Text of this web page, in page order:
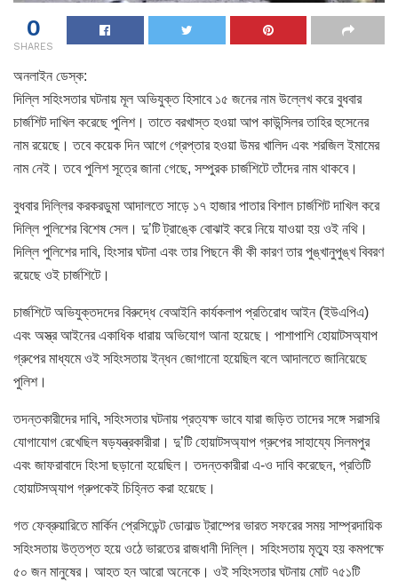
0
SHARES
অনলাইন ডেস্ক:
দিল্লি সহিংসতার ঘটনায় মূল অভিযুক্ত হিসাবে ১৫ জনের নাম উল্লেখ করে বুধবার
চার্জশিট দাখিল করেছে পুলিশ। তাতে বরখাস্ত হওয়া আপ কাউন্সিলর তাহির হুসেনের
নাম রয়েছে। তবে কয়েক দিন আগে গ্রেপ্তার হওয়া উমর খালিদ এবং শরজিল ইমামের
নাম নেই। তবে পুলিশ সূত্রে জানা গেছে, সম্পুরক চার্জশিটে তাঁদের নাম থাকবে।
বুধবার দিল্লির করকরডুমা আদালতে সাড়ে ১৭ হাজার পাতার বিশাল চার্জশিট দাখিল করে
দিল্লি পুলিশের বিশেষ সেল। দু’টি ট্রাঙ্কে বোঝাই করে নিয়ে যাওয়া হয় ওই নথি।
দিল্লি পুলিশের দাবি, হিংসার ঘটনা এবং তার পিছনে কী কী কারণ তার পুঙ্খানুপুঙ্খ বিবরণ
রয়েছে ওই চার্জশিটে।
চার্জশিটে অভিযুক্তদদের বিরুদ্ধে বেআইনি কার্যকলাপ প্রতিরোধ আইন (ইউএপিএ)
এবং অস্ত্র আইনের একাধিক ধারায় অভিযোগ আনা হয়েছে। পাশাপাশি হোয়াটসঅ্যাপ
গ্রুপের মাধ্যমে ওই সহিংসতায় ইন্ধন জোগানো হয়েছিল বলে আদালতে জানিয়েছে
পুলিশ।
তদন্তকারীদের দাবি, সহিংসতার ঘটনায় প্রত্যক্ষ ভাবে যারা জড়িত তাদের সঙ্গে সরাসরি
যোগাযোগ রেখেছিল ষড়যন্ত্রকারীরা। দু’টি হোয়াটসঅ্যাপ গ্রুপের সাহায্যে সিলমপুর
এবং জাফরাবাদে হিংসা ছড়ানো হয়েছিল। তদন্তকারীরা এ-ও দাবি করেছেন, প্রতিটি
হোয়াটসঅ্যাপ গ্রুপকেই চিহ্নিত করা হয়েছে।
গত ফেব্রুয়ারিতে মার্কিন প্রেসিডেন্ট ডোনাল্ড ট্রাম্পের ভারত সফরের সময় সাম্প্রদায়িক
সহিংসতায় উত্তপ্ত হয়ে ওঠে ভারতের রাজধানী দিল্লি। সহিংসতায় মৃত্যু হয় কমপক্ষে
৫০ জন মানুষের। আহত হন আরো অনেকে। ওই সহিংসতার ঘটনায় মোট ৭৫১টি